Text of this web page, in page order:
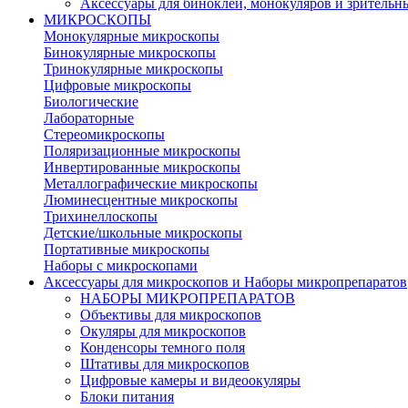
Аксессуары для биноклей, монокуляров и
МИКРОСКОПЫ
Монокулярные микроскопы
Бинокулярные микроскопы
Тринокулярные микроскопы
Цифровые микроскопы
Биологические
Лабораторные
Стереомикроскопы
Поляризационные микроскопы
Инвертированные микроскопы
Металлографические микроскопы
Люминесцентные микроскопы
Трихинеллоскопы
Детские/школьные микроскопы
Портативные микроскопы
Наборы с микроскопами
Аксессуары для микроскопов и Наборы микропрепаратов
НАБОРЫ МИКРОПРЕПАРАТОВ
Объективы для микроскопов
Окуляры для микроскопов
Конденсоры темного поля
Штативы для микроскопов
Цифровые камеры и видеоокуляры
Блоки питания